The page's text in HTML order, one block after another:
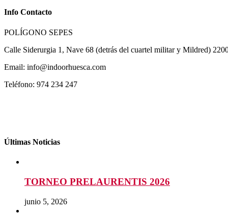
Info Contacto
POLÍGONO SEPES
Calle Siderurgia 1, Nave 68 (detrás del cuartel militar y Mildred)
Email: info@indoorhuesca.com
Teléfono: 974 234 247
Últimas Noticias
TORNEO PRELAURENTIS 2026
junio 5, 2026